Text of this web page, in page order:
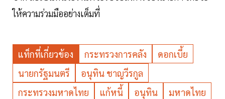
ให้ความร่วมมืออย่างเต็มที่
แท็กที่เกี่ยวข้อง กระทรวงการคลัง
ดอกเบี้ย
นายกรัฐมนตรี
อนุทิน ชาญวีรกูล
กระทรวงมหาดไทย
แก้หนี้ อนุทิน
มหาดไทย